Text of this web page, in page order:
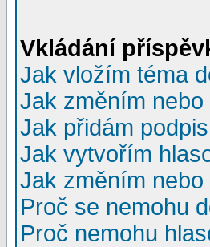
Vkládání
Jak vložím téma
Jak změním
Jak přidám
Jak vytvořím
Jak změním
Proč se nemohu
Proč nemohu